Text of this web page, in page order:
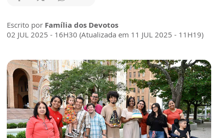
Escrito por Família dos Devotos
02 JUL 2025 - 16H30 (Atualizada em 11 JUL 2025 - 11H19)